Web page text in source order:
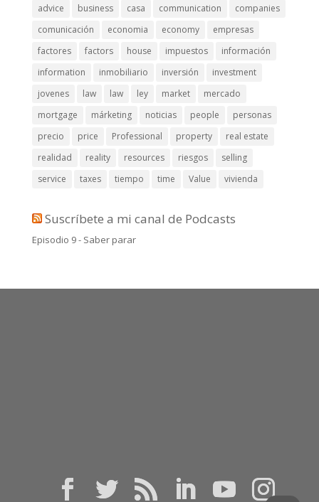
advice business casa communication
companies
comunicación
economia economy
empresas
factores
factors house impuestos
información
information
inmobiliario inversión
investment
jovenes
law law ley market
mercado
mortgage
márketing noticias people
personas
precio
price Professional property
real estate
realidad
reality resources riesgos
selling
service
taxes tiempo time Value vivienda
Suscríbete a mi canal de Podcasts
Episodio 9 - Saber parar